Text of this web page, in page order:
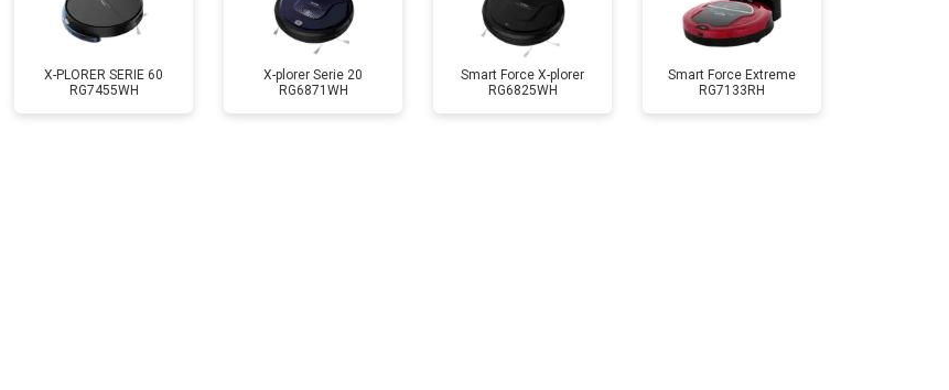
X-PLORER SERIE 60
RG7455WH
X-plorer Serie 20
RG6871WH
Smart Force X-plorer
RG6825WH
Smart Force Extreme
RG7133RH